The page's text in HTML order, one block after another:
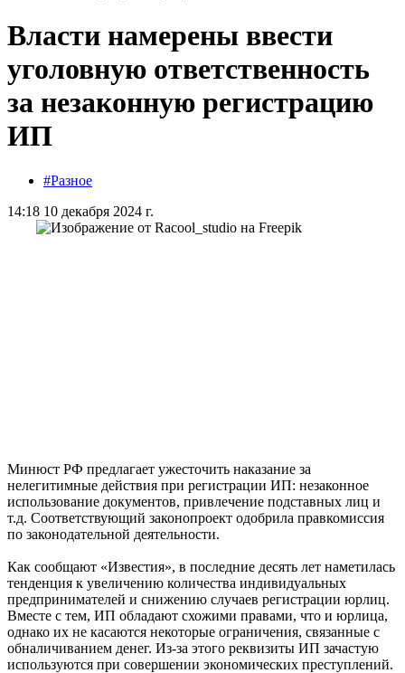
Власти намерены ввести
уголовную ответственность
за незаконную регистрацию
ИП
#Разное
14:18 10 декабря 2024 г.
Минюст РФ предлагает ужесточить наказание за
нелегитимные действия при регистрации ИП: незаконное
использование документов, привлечение подставных лиц и
т.д. Соответствующий законопроект одобрила правкомиссия
по законодательной деятельности.
Как сообщают «Известия», в последние десять лет наметилась
тенденция к увеличению количества индивидуальных
предпринимателей и снижению случаев регистрации юрлиц.
Вместе с тем, ИП обладают схожими правами, что и юрлица,
однако их не касаются некоторые ограничения, связанные с
обналичиванием денег. Из-за этого реквизиты ИП зачастую
используются при совершении экономических преступлений.